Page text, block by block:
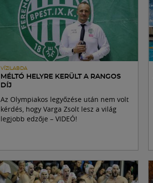
VÍZILABDA
MÉLTÓ HELYRE KERÜLT A RANGOS
DÍJ
Az Olympiakos legyőzése után nem volt
kérdés, hogy Varga Zsolt lesz a világ
legjobb edzője – VIDEÓ!